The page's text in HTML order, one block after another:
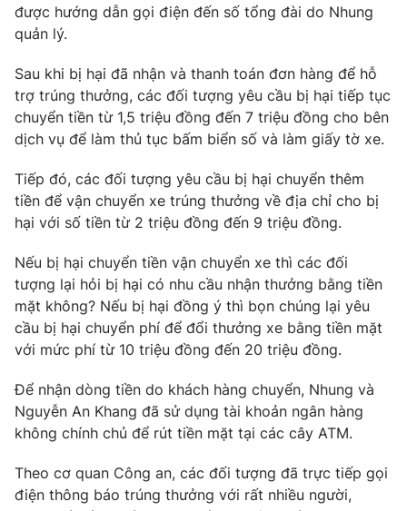
Phó Tổng Biên tập: Nguyễn Thị Mỹ Hạnh, Phạm Quốc Thắng,
Nguyễn Trọng Ninh
Ðiện thoại Thời báo VTV:024.66 897 897
Email:toasoan@vtv.vn
Liên hệ quảng cáo: 024-7300.7108
® Cấm sao chép dưới mọi hình thức nếu không có sự chấp
thuận bằng văn bản. Ghi rõ nguồn VTV.vn khi phát hành lại
thông tin từ website này.
được hướng dẫn gọi điện đến số tổng đài do Nhung
quản lý.
Sau khi bị hại đã nhận và thanh toán đơn hàng để hỗ
trợ trúng thưởng, các đối tượng yêu cầu bị hại tiếp tục
chuyển tiền từ 1,5 triệu đồng đến 7 triệu đồng cho bên
dịch vụ để làm thủ tục bấm biển số và làm giấy tờ xe.
Tiếp đó, các đối tượng yêu cầu bị hại chuyển thêm
tiền để vận chuyển xe trúng thưởng về địa chỉ cho bị
hại với số tiền từ 2 triệu đồng đến 9 triệu đồng.
Nếu bị hại chuyển tiền vận chuyển xe thì các đối
tượng lại hỏi bị hại có nhu cầu nhận thưởng bằng tiền
mặt không? Nếu bị hại đồng ý thì bọn chúng lại yêu
cầu bị hại chuyển phí để đổi thưởng xe bằng tiền mặt
với mức phí từ 10 triệu đồng đến 20 triệu đồng.
Để nhận dòng tiền do khách hàng chuyển, Nhung và
Nguyễn An Khang đã sử dụng tài khoản ngân hàng
không chính chủ để rút tiền mặt tại các cây ATM.
Theo cơ quan Công an, các đối tượng đã trực tiếp gọi
điện thông báo trúng thưởng với rất nhiều người,